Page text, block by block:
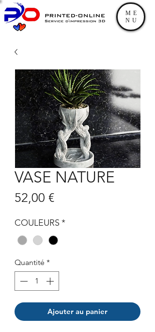
ME
NU
VASE NATURE
52,00 €Prix
COULEURS *
Quantité *
Ajouter au panier